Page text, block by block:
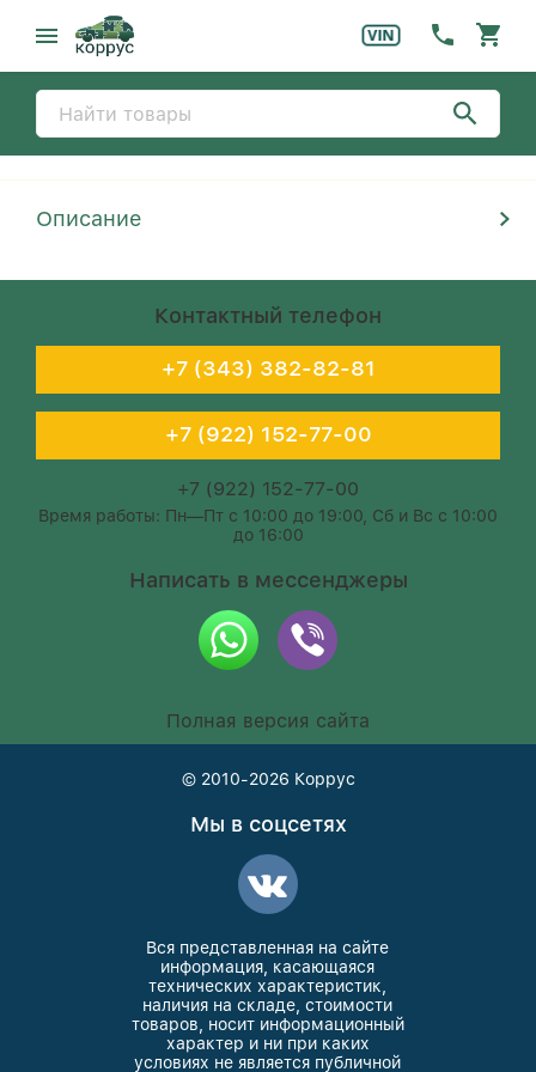
Описание
Контактный телефон
+7 (343) 382-82-81
+7 (922) 152-77-00
+7 (922) 152-77-00
Время работы: Пн—Пт с 10:00 до 19:00, Сб и Вс с 10:00
до 16:00
Написать в мессенджеры
Полная версия сайта
© 2010-2026 Коррус
Мы в соцсетях
Вся представленная на сайте
информация, касающаяся
технических характеристик,
наличия на складе, стоимости
товаров, носит информационный
характер и ни при каких
условиях не является публичной